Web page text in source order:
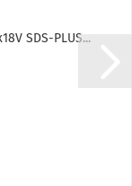
SDS-PLUS...